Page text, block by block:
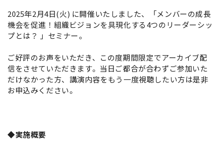
2025年2月4日(火) に開催いたしました、「メンバーの成長
機会を促進！組織ビジョンを具現化する4つのリーダーシッ
プとは？ 」セミナー。
ご好評のお声をいただき、この度期間限定でアーカイブ配
信をさせていただきます。当日ご都合が合わずご参加いた
だけなかった方、講演内容をもう一度視聴したい方は是非
お申込みください。
◆実施概要